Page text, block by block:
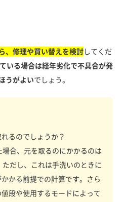
、修理や買い替えを検討してくだ
いる場合は経年劣化で不具合が発
うがよいでしょう。
るのでしょうか？
合、元を取るのにかかるのは
だし、これは手洗いのときに
かる前提での計算です。さら
段や使用するモードによって